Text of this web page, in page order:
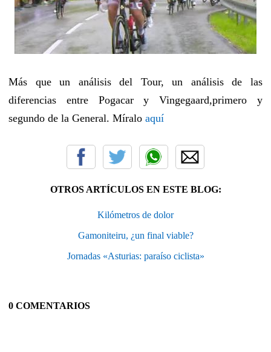
Más que un análisis del Tour, un análisis de las
diferencias entre Pogacar y Vingegaard,primero y
segundo de la General. Míralo aquí
OTROS ARTÍCULOS EN ESTE BLOG:
Kilómetros de dolor
Gamoniteiru, ¿un final viable?
Jornadas «Asturias: paraíso ciclista»
0 COMENTARIOS